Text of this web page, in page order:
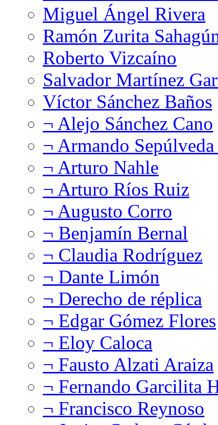
Miguel Ángel Rivera
Ramón Zurita
Roberto Vizcaíno
Salvador Martínez
Víctor Sánchez Baños
¬ Alejo Sánchez Cano
¬ Armando
¬ Arturo Nahle
¬ Arturo Ríos Ruiz
¬ Augusto Corro
¬ Benjamín Bernal
¬ Claudia Rodríguez
¬ Dante Limón
¬ Derecho de réplica
¬ Edgar Gómez Flores
¬ Eloy Caloca
¬ Fausto Alzati Araiza
¬ Fernando Garcilita
¬ Francisco Reynoso